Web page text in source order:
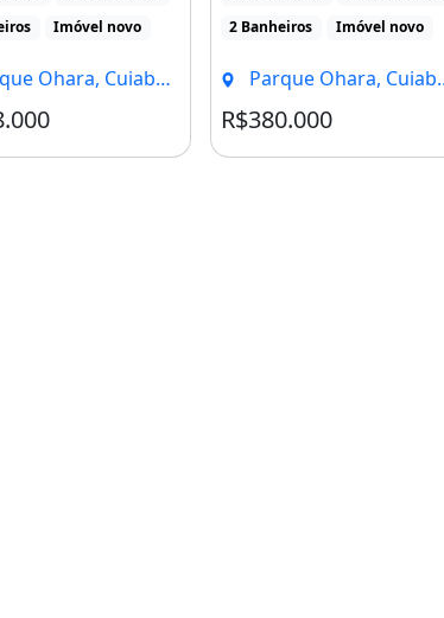
Imóvel novo
Ohara, Cuiabá - MT
Condomínio R$300
.Valor [...]
2 Banheiros
Imóvel novo
Parque Ohara, Cuiabá - MT
R$380.000